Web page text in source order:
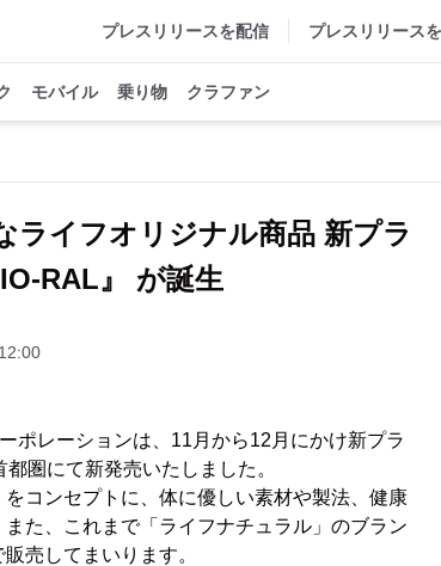
プレスリリースを配信 プレスリリース
モバイル 乗り物 クラファン
ライフオリジナル商品 新プラ
RAL』 が誕生
ポレーションは、11月から12月にかけ新プラ
圏にて新発売いたしました。
コンセプトに、体に優しい素材や製法、健康
た、これまで「ライフナチュラル」のブラン
売してまいります。